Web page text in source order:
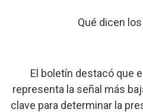
Qué dicen
El boletín destacó que
representa la señal más
clave para determinar la